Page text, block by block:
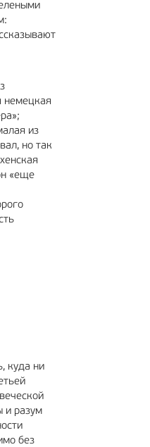
немецкая
из
но так
«еще
куда ни
и разум
без